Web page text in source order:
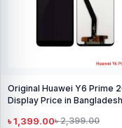
Original Huawei Y6 Prime
Display Price in Bangladesh
৳ 1,399.00৳ 2,399.00